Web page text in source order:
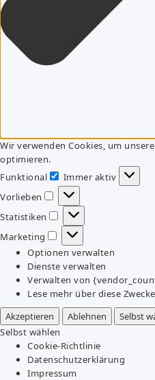
Wir verwenden Cookies, um
optimieren.
Funktional
Funktional
Immer aktiv
Vorlieben
Vorlieben
Statistiken
Statistiken
Marketing
Marketing
Optionen verwalten
Dienste verwalten
Verwalten von
Lese mehr über diese Zwecke
Akzeptieren
Ablehnen Selbst
Selbst wählen
Cookie-Richtlinie
Datenschutzerklärung
Impressum